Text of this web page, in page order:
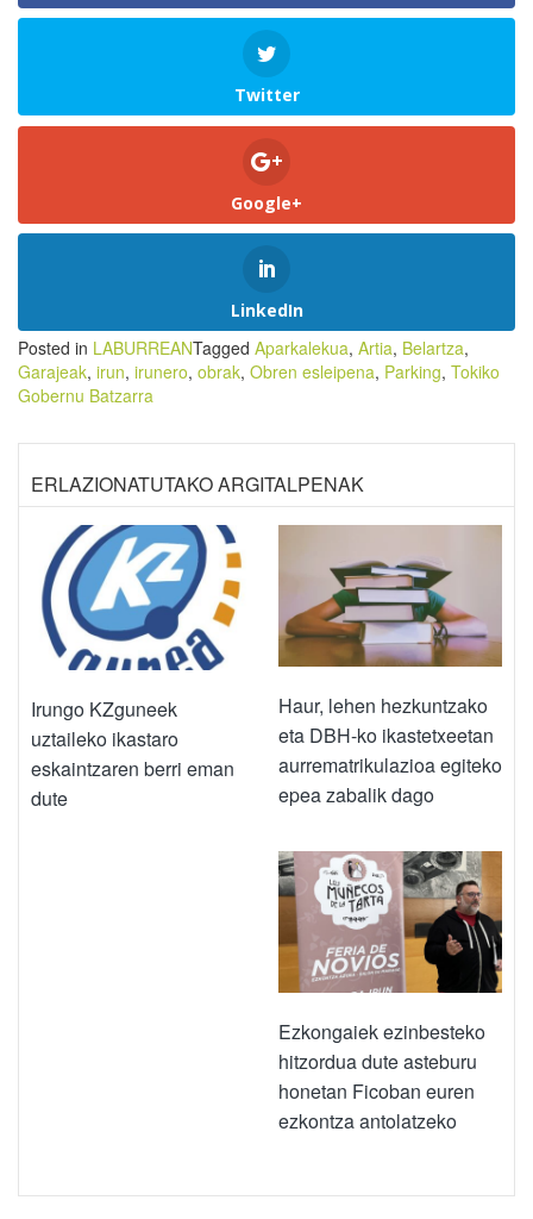
Twitter
Google+
LinkedIn
Posted in LABURREANTagged Aparkalekua, Artia, Belartza,
Garajeak, irun, irunero, obrak, Obren esleipena, Parking, Tokiko
Gobernu Batzarra
ERLAZIONATUTAKO ARGITALPENAK
Irungo KZguneek
uztaileko ikastaro
eskaintzaren berri eman
dute
Haur, lehen hezkuntzako
eta DBH-ko ikastetxeetan
aurrematrikulazioa egiteko
epea zabalik dago
Ezkongaiek ezinbesteko
hitzordua dute asteburu
honetan Ficoban euren
ezkontza antolatzeko